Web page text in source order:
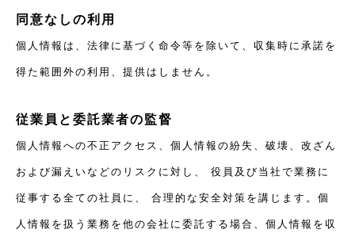
同意なしの利用
個人情報は、法律に基づく命令等を除いて、収集時に承諾を
得た範囲外の利用、提供はしません。
従業員と委託業者の監督
個人情報への不正アクセス、個人情報の紛失、破壊、改ざん
および漏えいなどのリスクに対し、 役員及び当社で業務に
従事する全ての社員に、 合理的な安全対策を講じます。個
人情報を扱う業務を他の会社に委託する場合、個人情報を収